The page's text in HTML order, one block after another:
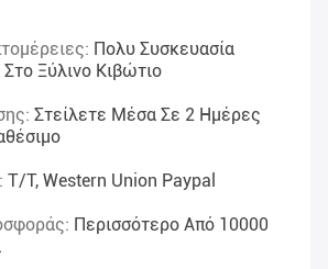
Πολυ Συσκευασία
Ξύλινο Κιβώτιο
Στείλετε Μέσα Σε 2 Ημέρες
T/T, Western Union Paypal
Περισσότερο Από 10000